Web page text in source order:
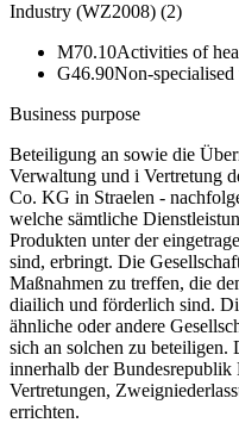
Industry (WZ2008) (2)
M70.10Activities of
G46.90Non-
Business purpose
Beteiligung an sowie die
Verwaltung und i Vertretung
Co. KG in Straelen -
welche sämtliche
Produkten unter der
sind, erbringt. Die
Maßnahmen zu treffen, die
diailich und förderlich sind.
ähnliche oder andere
sich an solchen zu beteiligen.
innerhalb der
Vertretungen,
errichten.